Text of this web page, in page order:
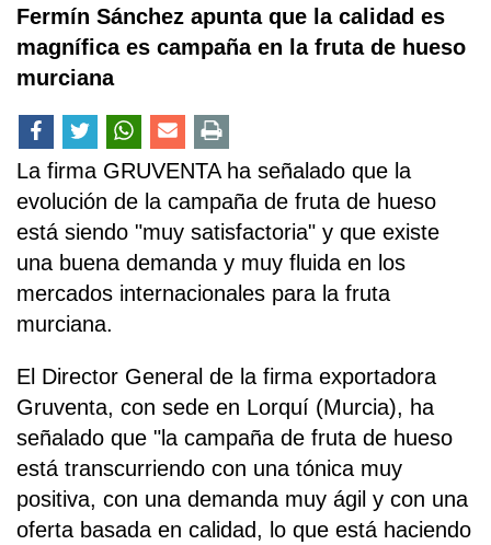
Fermín Sánchez apunta que la calidad es
magnífica es campaña en la fruta de hueso
murciana
La firma GRUVENTA ha señalado que la
evolución de la campaña de fruta de hueso
está siendo "muy satisfactoria" y que existe
una buena demanda y muy fluida en los
mercados internacionales para la fruta
murciana.
El Director General de la firma exportadora
Gruventa, con sede en Lorquí (Murcia), ha
señalado que "la campaña de fruta de hueso
está transcurriendo con una tónica muy
positiva, con una demanda muy ágil y con una
oferta basada en calidad, lo que está haciendo